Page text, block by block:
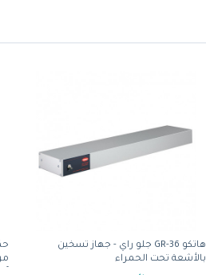
هاتكو GR-36 جلو راي - جهاز تسخين
بالأشعة تحت الحمراء